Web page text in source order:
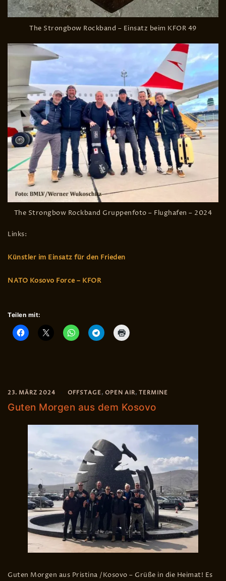
The Strongbow Rockband – Einsatz beim KFOR 49
The Strongbow Rockband Gruppenfoto – Flughafen – 2024
Links:
Künstler im Einsatz für den Frieden
NATO Kosovo Force – KFOR
Teilen mit:
23. MÄRZ 2024 OFFSTAGE, OPEN AIR, TERMINE
Guten Morgen aus dem Kosovo
Guten Morgen aus Pristina /Kosovo – Grüße in die Heimat! Es